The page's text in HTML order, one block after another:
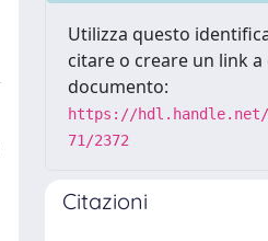
Utilizza questo
citare o creare un link a
documento:
https://hdl.handle.net/
71/2372
Citazioni